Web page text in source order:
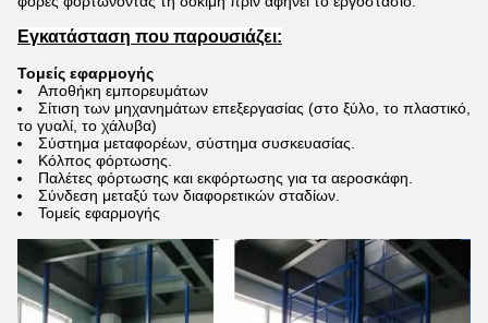
Εγκατάσταση που παρουσιάζει:
Τομείς εφαρμογής
Αποθήκη εμπορευμάτων
Σίτιση των μηχανημάτων επεξεργασίας (στο ξύλο, το πλαστικό,
το γυαλί, το χάλυβα)
Σύστημα μεταφορέων, σύστημα συσκευασίας.
Κόλπος φόρτωσης.
Παλέτες φόρτωσης και εκφόρτωσης για τα αεροσκάφη.
Σύνδεση μεταξύ των διαφορετικών σταδίων.
Τομείς εφαρμογής